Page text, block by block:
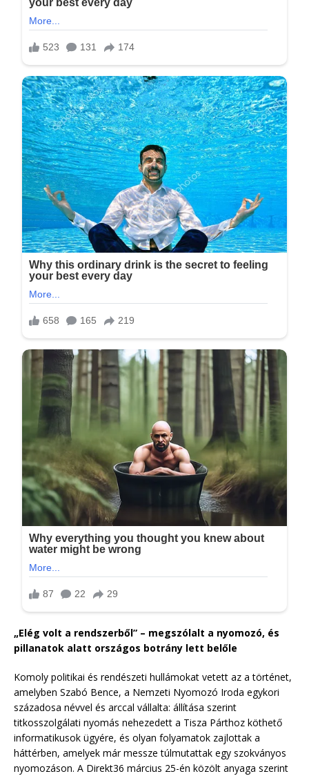
„Elég volt a rendszerből” – megszólalt a nyomozó, és
pillanatok alatt országos botrány lett belőle
Komoly politikai és rendészeti hullámokat vetett az a történet,
amelyben Szabó Bence, a Nemzeti Nyomozó Iroda egykori
századosa névvel és arccal vállalta: állítása szerint
titkosszolgálati nyomás nehezedett a Tisza Párthoz köthető
informatikusok ügyére, és olyan folyamatok zajlottak a
háttérben, amelyek már messze túlmutattak egy szokványos
nyomozáson. A Direkt36 március 25-én közölt anyaga szerint